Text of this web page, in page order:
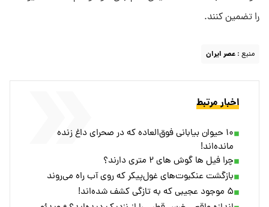
را تضمین کنند.
منبع : عصر ایران
اخبار مرتبط
۱۰ حیوان بیابانی فوق‌العاده که در صحرای داغ زنده
مانده‌اند!
چرا فیل ها گوش‌ های ۲ متری دارند؟
بازگشت عنکبوت‌های غول‌پیکر که روی آب راه می‌روند
۵ موجود عجیبی که به تازگی کشف شده‌اند!